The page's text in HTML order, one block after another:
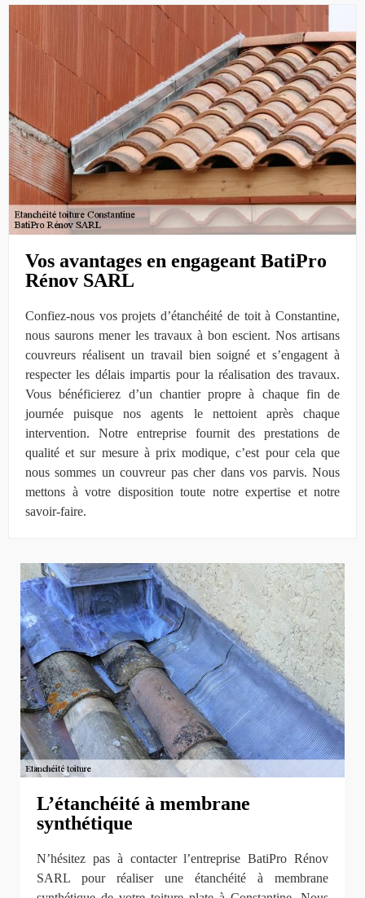
Vos avantages en engageant BatiPro
Rénov SARL
Confiez-nous vos projets d’étanchéité de toit à Constantine,
nous saurons mener les travaux à bon escient. Nos artisans
couvreurs réalisent un travail bien soigné et s’engagent à
respecter les délais impartis pour la réalisation des travaux.
Vous bénéficierez d’un chantier propre à chaque fin de
journée puisque nos agents le nettoient après chaque
intervention. Notre entreprise fournit des prestations de
qualité et sur mesure à prix modique, c’est pour cela que
nous sommes un couvreur pas cher dans vos parvis. Nous
mettons à votre disposition toute notre expertise et notre
savoir-faire.
L’étanchéité à membrane
synthétique
N’hésitez pas à contacter l’entreprise BatiPro Rénov
SARL pour réaliser une étanchéité à membrane